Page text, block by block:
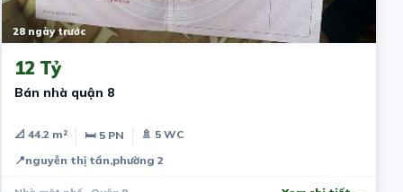
28 ngày trước
12 Tỷ
Bán nhà quận 8
📐 44.2 m² 🛏 5 PN
🚿 5 WC
📍nguyễn thị tần,phường 2